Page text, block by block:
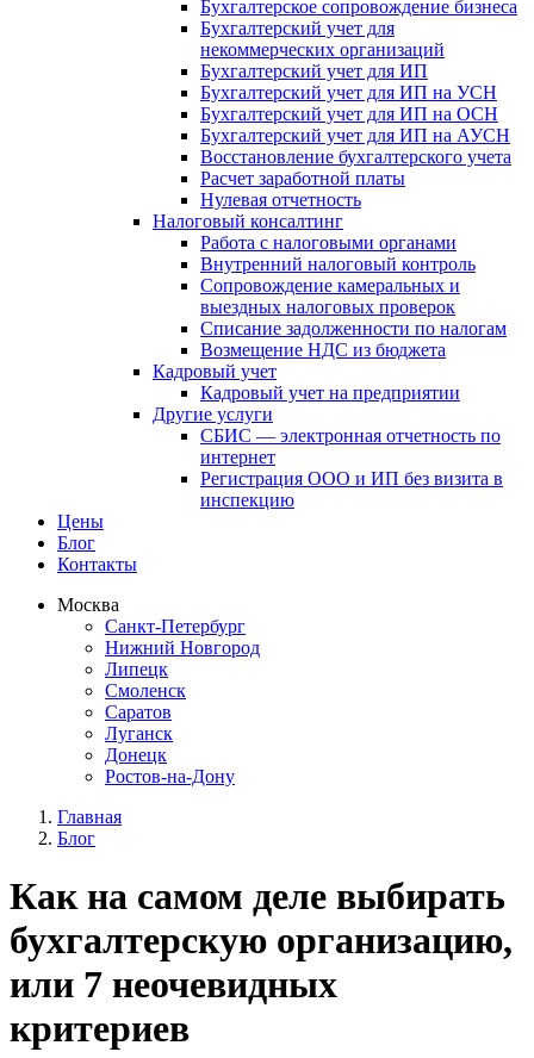
Бухгалтерское сопровождение бизнеса
Бухгалтерский учет для
некоммерческих организаций
Бухгалтерский учет для ИП
Бухгалтерский учет для ИП на УСН
Бухгалтерский учет для ИП на ОСН
Бухгалтерский учет для ИП на АУСН
Восстановление бухгалтерского учета
Расчет заработной платы
Нулевая отчетность
Налоговый консалтинг
Работа с налоговыми органами
Внутренний налоговый контроль
Сопровождение камеральных и
выездных налоговых проверок
Списание задолженности по налогам
Возмещение НДС из бюджета
Кадровый учет
Кадровый учет на предприятии
Другие услуги
СБИС — электронная отчетность по
интернет
Регистрация ООО и ИП без визита в
инспекцию
Цены
Блог
Контакты
Москва
Санкт-Петербург
Нижний Новгород
Липецк
Смоленск
Саратов
Луганск
Донецк
Ростов-на-Дону
Главная
Блог
Как на самом деле выбирать
бухгалтерскую организацию,
или 7 неочевидных
критериев